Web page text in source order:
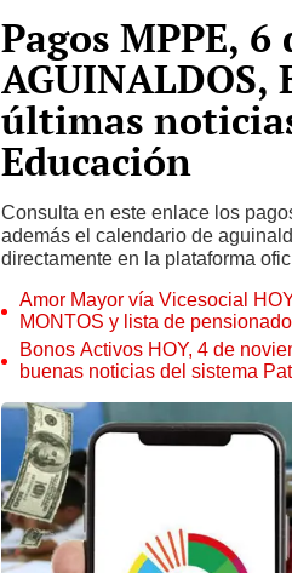
Pagos MPPE,
AGUINALDOS,
últimas
Educación
Consulta en este enlace los
además el calendario de
directamente en la plataforma
Amor Mayor vía Vicesocial
MONTOS y lista de
Bonos Activos HOY, 4 de
buenas noticias del sistema